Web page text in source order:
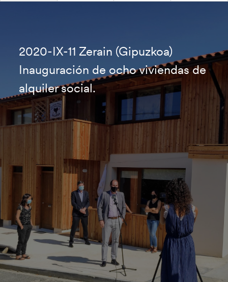
2020-IX-11 Zerain (Gipuzkoa)
Inauguración de ocho viviendas de
alquiler social.